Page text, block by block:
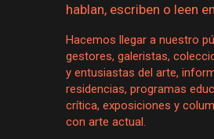
hablan, escriben o leen
Hacemos llegar a nuestro
gestores, galeristas,
y entusiastas del arte,
residencias, programas
crítica, exposiciones y
con arte actual.